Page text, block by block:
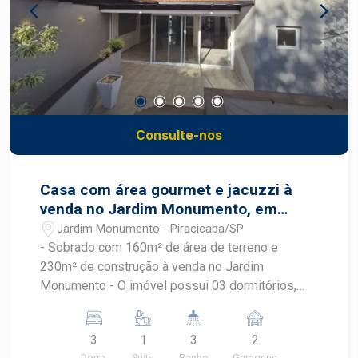
infraestrutura, amplo espaço operacional e
localização estratégica no bairro Conceição,
sendo uma excelente oportunidade para
empresas que desejam expandir suas atividades
em Piracicaba. Frias Neto Consultoria de
Imóveis, mais de 37 anos no mercado imobiliário
Consulte-nos
Casa com área gourmet e jacuzzi à
venda no Jardim Monumento, em
frente à área verde
Jardim Monumento - Piracicaba/SP
- Sobrado com 160m² de área de terreno e
230m² de construção à venda no Jardim
Monumento - O imóvel possui 03 dormitórios,
área verde - Sala ampla - Cozinha planejada com
ilha - Área gourmet com churrasqueira a gás
3 1 3 2